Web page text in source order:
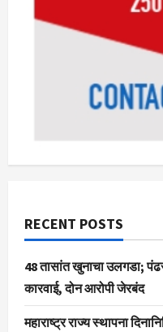
RECENT POSTS
48 तासांत खुनाचा उलगडा;
कारवाई, दोन आरोपी जेरबंद
महाराष्ट्र राज्य स्थापना